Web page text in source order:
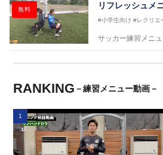
無料 リフレッシュメ
#小学生向け #レクリエ
サッカー練習メニ
RANKING －練習メニュー動画－
1